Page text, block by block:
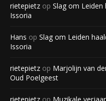
rietepietz op Slag om Leiden
Issoria
Hans op Slag om Leiden
Issoria
rietepietz op Marjolijn van
Oud Poelgeest